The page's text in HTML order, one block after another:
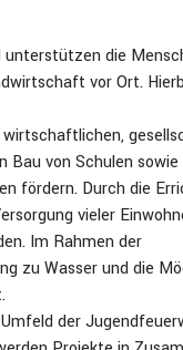
die
vor Ort.
von Schulen
fördern. Durch die
vieler
Im Rahmen der
zu Wasser und die
der